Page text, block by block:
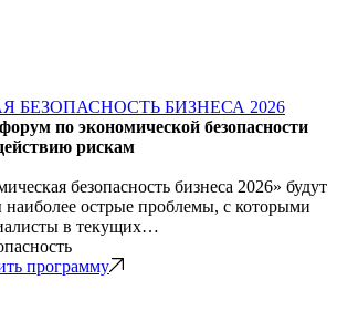
БЕЗОПАСНОСТЬ БИЗНЕСА 2026
по экономической безопасности
рискам
безопасность бизнеса 2026» будут
наиболее острые проблемы, с которыми
в текущих…
программу